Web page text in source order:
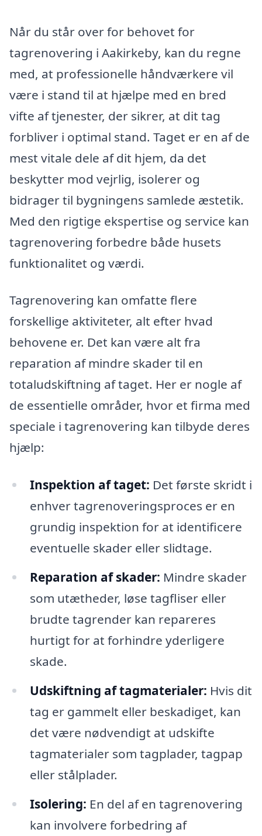
Når du står over for behovet for
tagrenovering i Aakirkeby, kan du regne
med, at professionelle håndværkere vil
være i stand til at hjælpe med en bred
vifte af tjenester, der sikrer, at dit tag
forbliver i optimal stand. Taget er en af de
mest vitale dele af dit hjem, da det
beskytter mod vejrlig, isolerer og
bidrager til bygningens samlede æstetik.
Med den rigtige ekspertise og service kan
tagrenovering forbedre både husets
funktionalitet og værdi.
Tagrenovering kan omfatte flere
forskellige aktiviteter, alt efter hvad
behovene er. Det kan være alt fra
reparation af mindre skader til en
totaludskiftning af taget. Her er nogle af
de essentielle områder, hvor et firma med
speciale i tagrenovering kan tilbyde deres
hjælp:
Inspektion af taget: Det første skridt i
enhver tagrenoveringsproces er en
grundig inspektion for at identificere
eventuelle skader eller slidtage.
Reparation af skader: Mindre skader
som utætheder, løse tagfliser eller
brudte tagrender kan repareres
hurtigt for at forhindre yderligere
skade.
Udskiftning af tagmaterialer: Hvis dit
tag er gammelt eller beskadiget, kan
det være nødvendigt at udskifte
tagmaterialer som tagplader, tagpap
eller stålplader.
Isolering: En del af en tagrenovering
kan involvere forbedring af